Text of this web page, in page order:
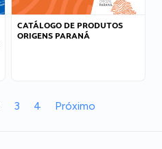
CATÁLOGO DE PRODUTOS
ORIGENS PARANÁ
3 4 Próximo